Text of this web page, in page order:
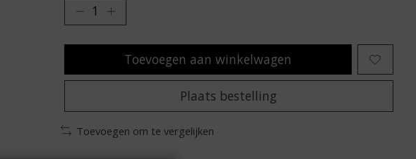
Toevoegen aan winkelwagen
Plaats bestelling
Toevoegen om te vergelijken